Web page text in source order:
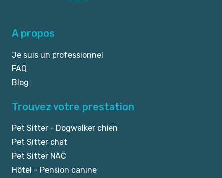
A propos
Je suis un professionnel
FAQ
Blog
Trouvez votre prestation
Pet Sitter - Dogwalker chien
Pet Sitter chat
Pet Sitter NAC
Hôtel - Pension canine